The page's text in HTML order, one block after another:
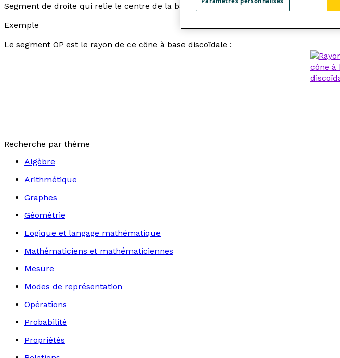
Segment de droite qui relie le centre de la base d'uncône à base discoïdale à un
Exemple
Le segment OP est le rayon de ce cône à base discoïdale :
Recherche par thème
Algèbre
Arithmétique
Graphes
Géométrie
Logique et langage mathématique
Mathématiciens et mathématiciennes
Mesure
Modes de représentation
Opérations
Probabilité
Propriétés